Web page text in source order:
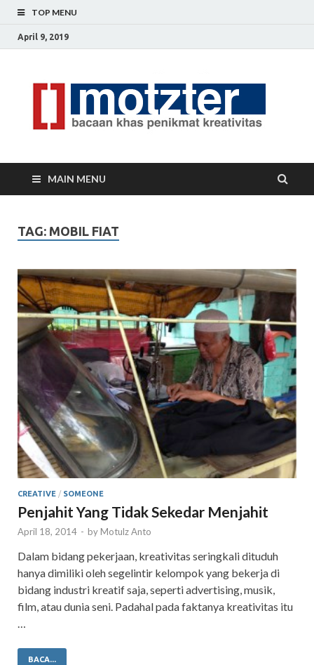
TOP MENU
April 9, 2019
MAIN MENU
TAG: MOBIL FIAT
CREATIVE / SOMEONE
Penjahit Yang Tidak Sekedar Menjahit
April 18, 2014 - by Motulz Anto
Dalam bidang pekerjaan, kreativitas seringkali dituduh
hanya dimiliki oleh segelintir kelompok yang bekerja di
bidang industri kreatif saja, seperti advertising, musik,
film, atau dunia seni. Padahal pada faktanya kreativitas itu
…
BACA...